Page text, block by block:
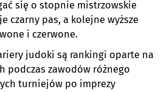
się o stopnie mistrzowskie
czarny pas, a kolejne wyższe
i czerwone.
judoki są rankingi oparte na
podczas zawodów różnego
turniejów po imprezy